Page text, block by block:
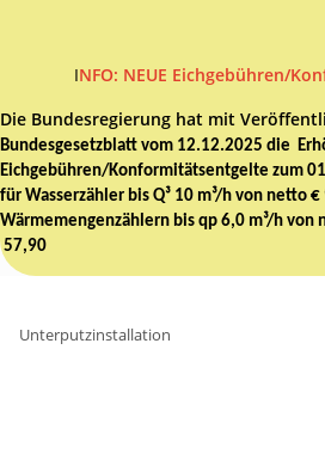
INFO: NEUE Eichgebühren/
Die Bundesregierung hat mit
Bundesgesetzblatt vom 12.12.2025 die
Eichgebühren/Konformitätsentgelte zum
für Wasserzähler bis Q³ 10 m³/h von netto
Wärmemengenzählern bis qp 6,0 m³/h
57,90
Unterputzinstallation